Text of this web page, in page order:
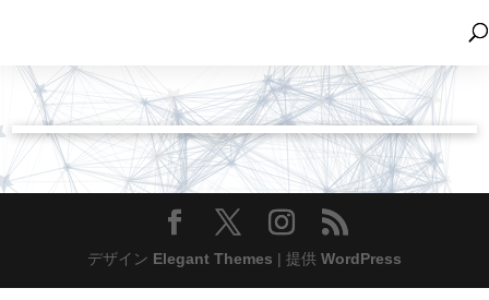
デザイン Elegant Themes | 提供 WordPress